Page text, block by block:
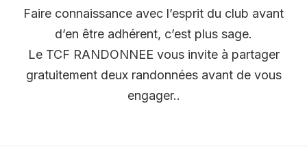
Faire connaissance avec l’esprit du club avant
d’en être adhérent, c’est plus sage.
Le TCF RANDONNEE vous invite à partager
gratuitement deux randonnées avant de vous
engager..